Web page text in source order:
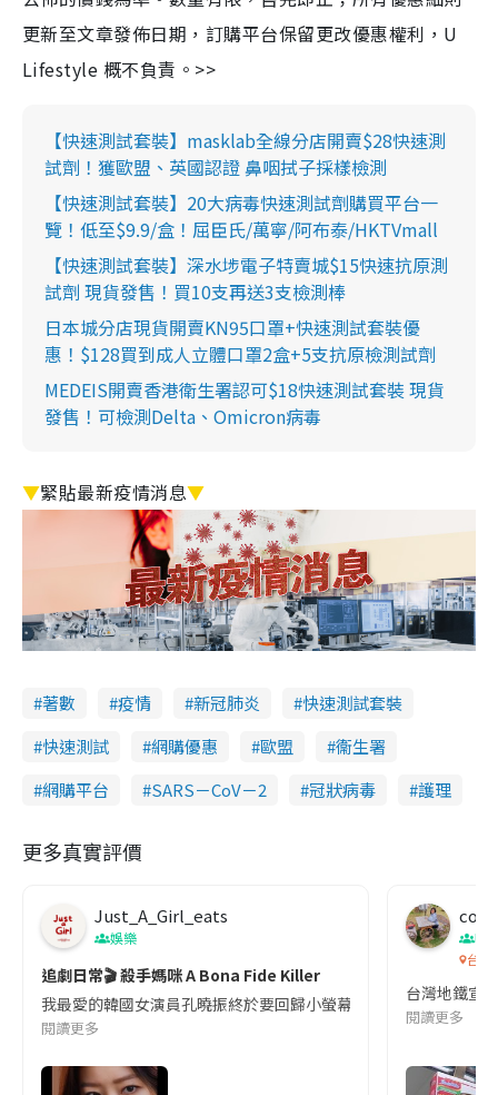
更新至文章發佈日期，訂購平台保留更改優惠權利，U
Lifestyle 概不負責。>>
【快速測試套裝】masklab全線分店開賣$28快速測
試劑！獲歐盟、英國認證 鼻咽拭子採樣檢測
【快速測試套裝】20大病毒快速測試劑購買平台一
覽！低至$9.9/盒！屈臣氏/萬寧/阿布泰/HKTVmall
【快速測試套裝】深水埗電子特賣城$15快速抗原測
試劑 現貨發售！買10支再送3支檢測棒
日本城分店現貨開賣KN95口罩+快速測試套裝優
惠！$128買到成人立體口罩2盒+5支抗原檢測試劑
MEDEIS開賣香港衛生署認可$18快速測試套裝 現貨
發售！可檢測Delta、Omicron病毒
▼緊貼最新疫情消息▼
著數 疫情 新冠肺炎
快速測試套裝
快速測試
網購優惠 歐盟
衞生署
網購平台
SARS－CoV－2 冠狀病毒 護理
更多真實評價
Just_A_Girl_eats
娛樂
追劇日常🎬 殺手媽咪 A Bona Fide Killer
我最愛的韓國女演員孔曉振終於要回歸小螢幕啦!這次的劇本改編
閱讀更多
co
吹
台灣
台灣地鐵宣
閱讀更多